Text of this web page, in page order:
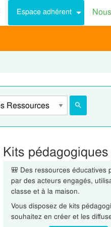
Espace adhérent
Kits
🎒 Des ressources éducatives
par des acteurs engagés,
classe et à la maison.
Vous disposez de kits
souhaitez en créer et les